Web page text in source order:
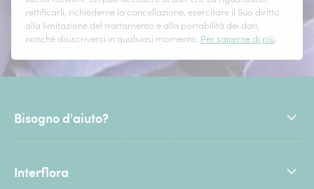
rettificarli, richiederne la cancellazione, esercitare il Suo diritto
alla limitazione del trattamento e alla portabilità dei dati,
nonché disiscriversi in qualsiasi momento. Per saperne di più.
Bisogno d'aiuto?
Interflora